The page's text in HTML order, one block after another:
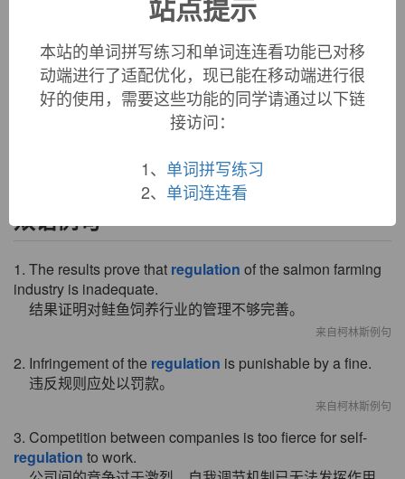
regulation (n.)
1670s, "act of regulating; state of being reduced to order,"
regulate. Meaning "rule for
management" is from 1715. Related:
双语例句
1. The results prove that regulation of the salmon farming
industry is inadequate.
结果证明对鲑鱼饲养行业的管理不够完善。
来自柯林斯例句
2. Infringement of the regulation is punishable by a fine.
违反规则应处以罚款。
来自柯林斯例句
3. Competition between companies is too fierce for self-
regulation to work.
本站的单词拼写练习和单词连连看功能已对移
动端进行了适配优化，现已能在移动端进行很
好的使用，需要这些功能的同学请通过以下链
接访问：
1、 单词拼写练习
2、 单词连连看